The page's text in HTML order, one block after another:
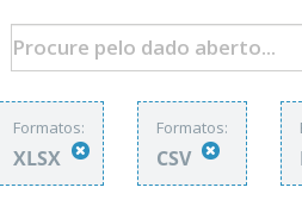
Formatos:
XLSX
Formatos:
CSV